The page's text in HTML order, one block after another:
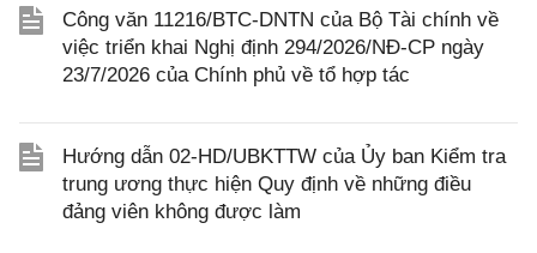
Công văn 11216/BTC-DNTN của Bộ Tài chính về
việc triển khai Nghị định 294/2026/NĐ-CP ngày
23/7/2026 của Chính phủ về tổ hợp tác
Hướng dẫn 02-HD/UBKTTW của Ủy ban Kiểm tra
trung ương thực hiện Quy định về những điều
đảng viên không được làm